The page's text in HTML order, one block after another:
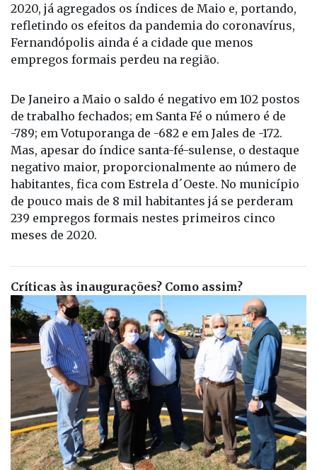
2020, já agregados os índices de Maio e, portando,
refletindo os efeitos da pandemia do coronavírus,
Fernandópolis ainda é a cidade que menos
empregos formais perdeu na região.
De Janeiro a Maio o saldo é negativo em 102 postos
de trabalho fechados; em Santa Fé o número é de
-789; em Votuporanga de -682 e em Jales de -172.
Mas, apesar do índice santa-fé-sulense, o destaque
negativo maior, proporcionalmente ao número de
habitantes, fica com Estrela d´Oeste. No município
de pouco mais de 8 mil habitantes já se perderam
239 empregos formais nestes primeiros cinco
meses de 2020.
Críticas às inaugurações? Como assim?